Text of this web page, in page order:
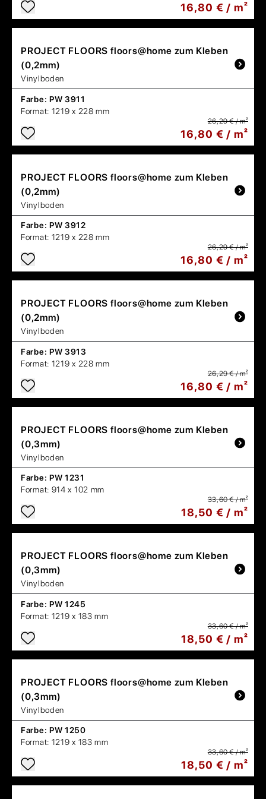
16,80 € / m²
PROJECT FLOORS floors@home zum Kleben
(0,2mm)
Vinylboden
Farbe: PW 3911
Format: 1219 x 228 mm
26,29 € / m²
16,80 € / m²
PROJECT FLOORS floors@home zum Kleben
(0,2mm)
Vinylboden
Farbe: PW 3912
Format: 1219 x 228 mm
26,29 € / m²
16,80 € / m²
PROJECT FLOORS floors@home zum Kleben
(0,2mm)
Vinylboden
Farbe: PW 3913
Format: 1219 x 228 mm
26,29 € / m²
16,80 € / m²
PROJECT FLOORS floors@home zum Kleben
(0,3mm)
Vinylboden
Farbe: PW 1231
Format: 914 x 102 mm
33,60 € / m²
18,50 € / m²
PROJECT FLOORS floors@home zum Kleben
(0,3mm)
Vinylboden
Farbe: PW 1245
Format: 1219 x 183 mm
33,60 € / m²
18,50 € / m²
PROJECT FLOORS floors@home zum Kleben
(0,3mm)
Vinylboden
Farbe: PW 1250
Format: 1219 x 183 mm
33,60 € / m²
18,50 € / m²